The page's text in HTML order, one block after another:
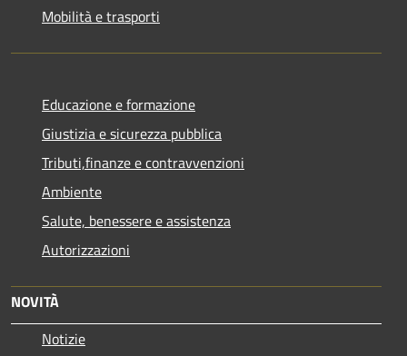
Mobilità e trasporti
Educazione e formazione
Giustizia e sicurezza pubblica
Tributi,finanze e contravvenzioni
Ambiente
Salute, benessere e assistenza
Autorizzazioni
NOVITÀ
Notizie